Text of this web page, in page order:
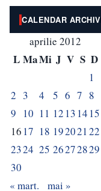
CALENDAR
aprilie 2012
L MaMi J V S D
1
2 3 4 5 6 7 8
9
10 11 12 13 14 15
16 17 18 19202122
2324 25 26272829
30
« mart.
mai »